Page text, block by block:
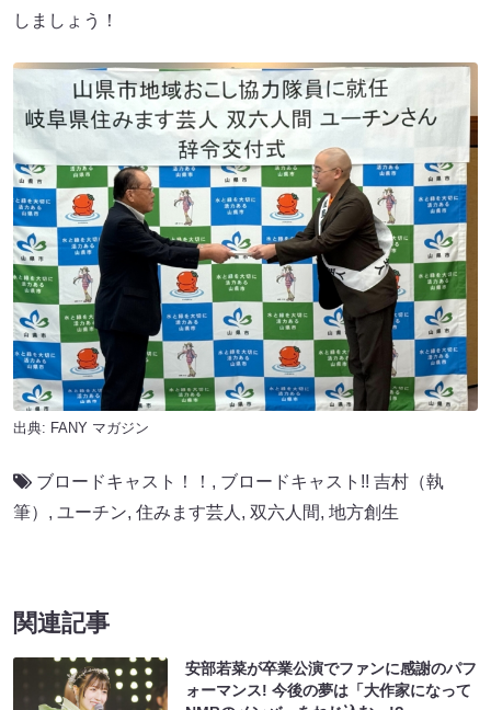
しましょう！
出典: FANY マガジン
ブロードキャスト！！ , ブロードキャスト!! 吉村（執
筆） , ユーチン, 住みます芸人 , 双六人間, 地方創生
関連記事
安部若菜が卒業公演でファンに感謝のパフ
ォーマンス! 今後の夢は「大作家になって